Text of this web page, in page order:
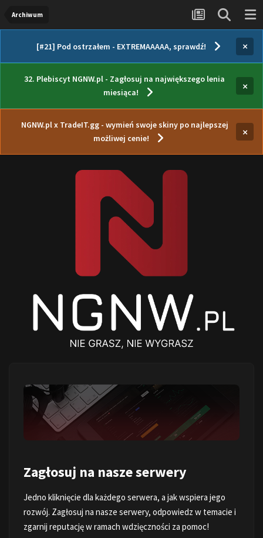
Archiwum
[#21] Pod ostrzałem - EXTREMAAAAA, sprawdź! ×
32. Plebiscyt NGNW.pl - Zagłosuj na największego lenia
miesiąca!
×
NGNW.pl x TradeIT.gg - wymień swoje skiny po najlepszej
możliwej cenie!
×
Zagłosuj na nasze serwery
Jedno kliknięcie dla każdego serwera, a jak wspiera jego
rozwój. Zagłosuj na nasze serwery, odpowiedz w temacie i
zgarnij reputację w ramach wdzięczności za pomoc!